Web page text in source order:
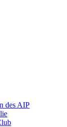
des AIP